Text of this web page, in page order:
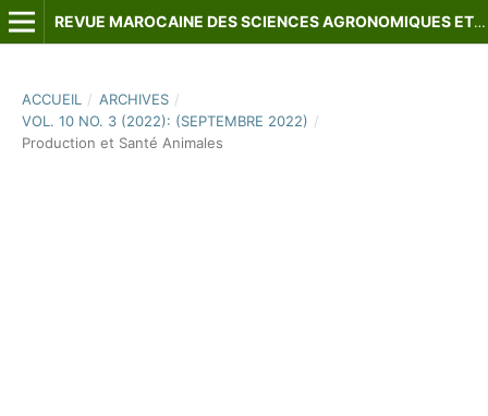
REVUE MAROCAINE DES SCIENCES AGRONOMIQUES ET VÉTÉRINAIRES
ACCUEIL / ARCHIVES /
VOL. 10 NO. 3 (2022): (SEPTEMBRE 2022) /
Production et Santé Animales